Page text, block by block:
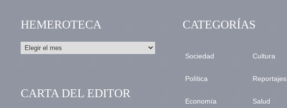
HEMEROTECA
CARTA DEL EDITOR
CATEGORÍAS
Sociedad
Política
Economía
Cultura
Reportajes
Salud